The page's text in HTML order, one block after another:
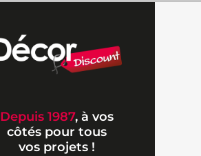
Depuis 1987, à vos
côtés pour tous
vos projets !